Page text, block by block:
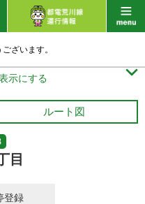
ざいます。
示にする 
ルート図
目
登録